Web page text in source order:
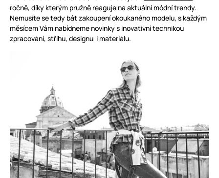
ročně, díky kterým pružně reaguje na aktuální módní trendy.
Nemusíte se tedy bát zakoupení okoukaného modelu, s každým
měsícem Vám nabídneme novinky s inovativní technikou
zpracování, střihu, designu i materiálu.